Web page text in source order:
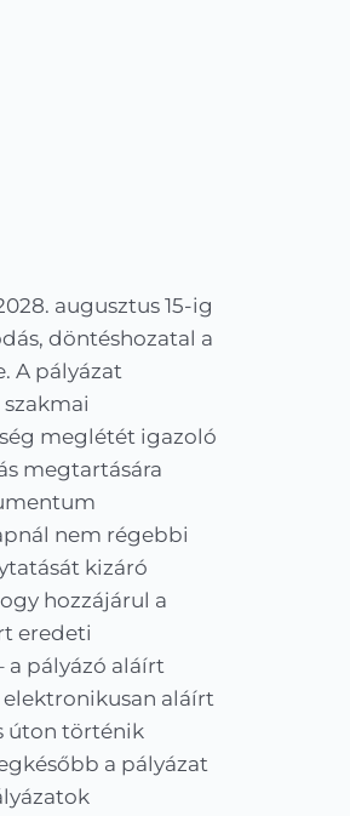
augusztus 15-ig
döntéshozatal a
A pályázat
meglétét igazoló
megtartására
nem régebbi
kizáró
hozzájárul a
eredeti
a pályázó aláírt
aláírt
úton történik
a pályázat